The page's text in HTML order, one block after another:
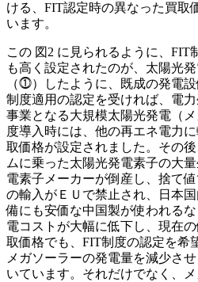
ける、FIT認定時の異なった買取
います。
この 図2 に見られるように、FIT
も高く設定されたのが、太陽光
（⓵）したように、既成の発電
制度適用の認定を受ければ、電
事業となる大規模太陽光発電（
度導入時には、他の再エネ電力
取価格が設定されました。その
ムに乗った太陽光発電素子の大
電素子メーカーが倒産し、捨て
の輸入がＥＵで禁止され、日本
備にも安価な中国製が使われる
電コストが大幅に低下し、現在
取価格でも、FIT制度の認定を希
メガソーラーの発電量を減少さ
いています。それだけでなく、